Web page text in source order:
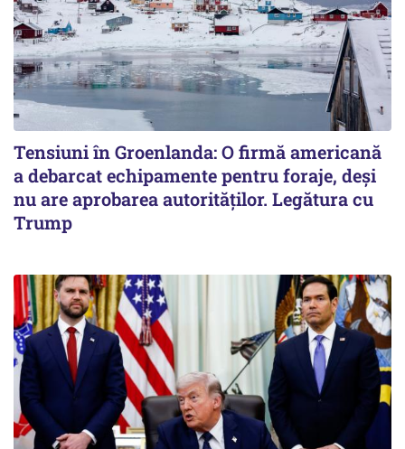
Tensiuni în Groenlanda: O firmă americană
a debarcat echipamente pentru foraje, deși
nu are aprobarea autorităților. Legătura cu
Trump